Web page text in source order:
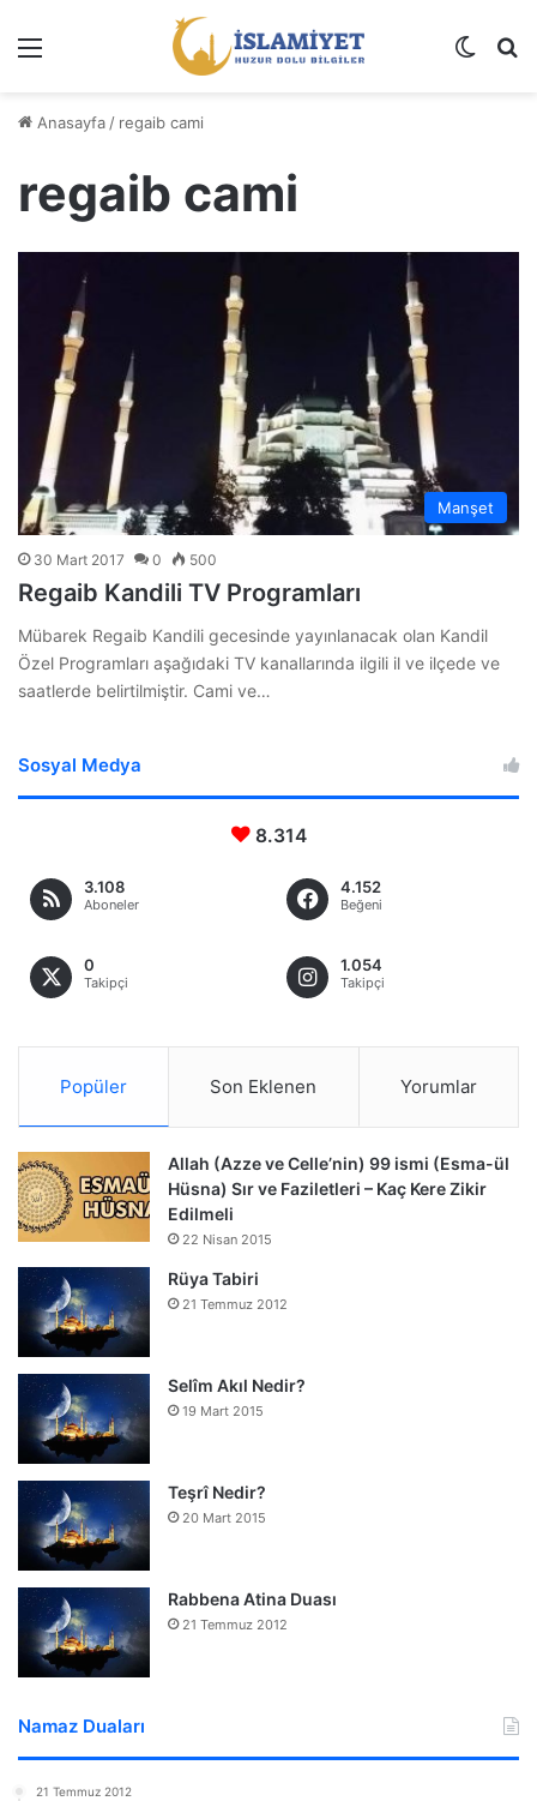
Dış
Anasayfa / regaib cami
regaib cami
Manşet
30 Mart 2017 0 500
Regaib Kandili TV Programları
Mübarek Regaib Kandili gecesinde yayınlanacak olan Kandil
Özel Programları aşağıdaki TV kanallarında ilgili il ve ilçede ve
saatlerde belirtilmiştir. Cami ve…
Sosyal Medya
8.314
3.108
Aboneler
4.152
Beğeni
0
Takipçi
1.054
Takipçi
Popüler Son Eklenen Yorumlar
Allah (Azze ve Celle’nin) 99 ismi (Esma-ül
Hüsna) Sır ve Faziletleri – Kaç Kere Zikir
Edilmeli
22 Nisan 2015
Rüya Tabiri
21 Temmuz 2012
Selîm Akıl Nedir?
19 Mart 2015
Teşrî Nedir?
20 Mart 2015
Rabbena Atina Duası
21 Temmuz 2012
Namaz Duaları
21 Temmuz 2012